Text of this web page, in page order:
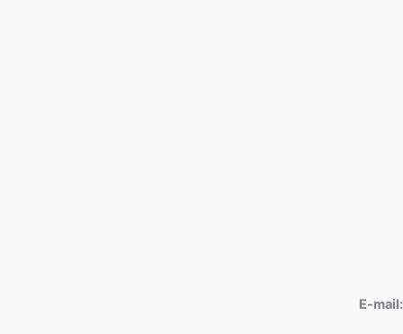
E-mail: